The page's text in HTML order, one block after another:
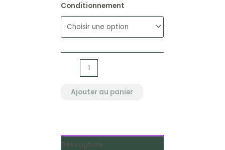
Conditionnement
quantité
Relaxo'nat
Ajouter au panier
Description